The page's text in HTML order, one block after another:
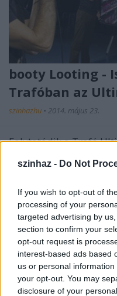
szinhaz - Do Not
If you wish to opt-out of
processing of your
targeted advertising by
section to confirm your
opt-out request is
interest-based ads based
us or personal
your opt-out. You may
disclosure of your
booty Looting -
Trafóban az
szinhazhu • 2014. május 23.
Folytatódik a Trafó
csapata idén
című produkcióval.